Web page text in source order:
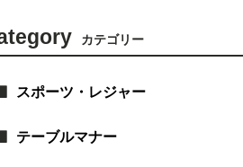
カテゴリー
スポーツ・レジャー
テーブルマナー